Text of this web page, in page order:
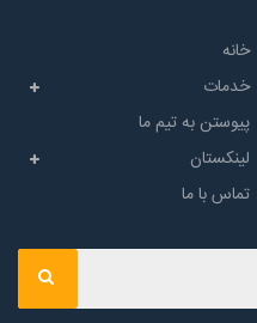
خانه
خدمات
پیوستن به تیم ما
لینکستان
تماس با ما